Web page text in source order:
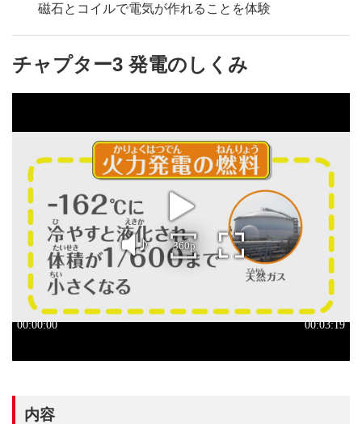
磁石とコイルで電気が作れることを体験
チャプター3 発電のしくみ
内容